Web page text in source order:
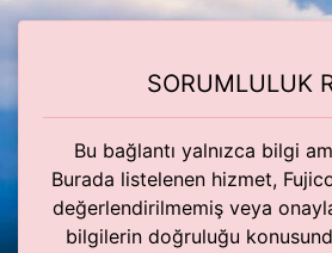
SORUMLULUK
Bu bağlantı yalnızca bilgi
Burada listelenen hizmet,
değerlendirilmemiş veya
bilgilerin doğruluğu